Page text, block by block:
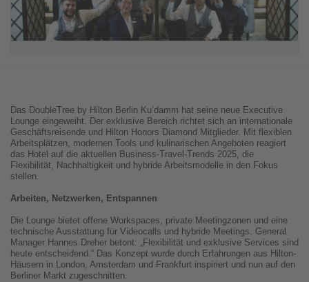
Das DoubleTree by Hilton Berlin Ku’damm hat seine neue Executive
Lounge eingeweiht. Der exklusive Bereich richtet sich an internationale
Geschäftsreisende und Hilton Honors Diamond Mitglieder. Mit flexiblen
Arbeitsplätzen, modernen Tools und kulinarischen Angeboten reagiert
das Hotel auf die aktuellen Business-Travel-Trends 2025, die
Flexibilität, Nachhaltigkeit und hybride Arbeitsmodelle in den Fokus
stellen.
Arbeiten, Netzwerken, Entspannen
Die Lounge bietet offene Workspaces, private Meetingzonen und eine
technische Ausstattung für Videocalls und hybride Meetings. General
Manager Hannes Dreher betont: „Flexibilität und exklusive Services sind
heute entscheidend.“ Das Konzept wurde durch Erfahrungen aus Hilton-
Häusern in London, Amsterdam und Frankfurt inspiriert und nun auf den
Berliner Markt zugeschnitten.